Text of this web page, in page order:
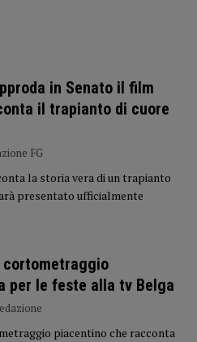
in Senato il film
il trapianto di cuore
FG
la storia vera di un trapianto
presentato ufficialmente
cortometraggio
per le feste alla tv Belga
piacentino che racconta